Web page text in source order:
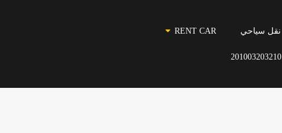
نقل سياحي RENT CAR
201003203210